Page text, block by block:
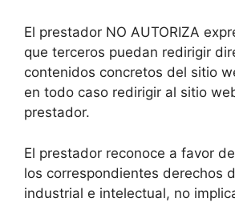
El prestador NO AUTORIZA
que terceros puedan redirigir
contenidos concretos del sitio
en todo caso redirigir al sitio
prestador.
El prestador reconoce a favor
los correspondientes derechos
industrial e intelectual, no